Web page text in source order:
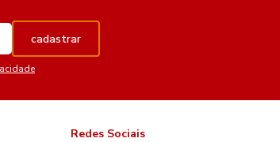
cadastrar
Redes Sociais